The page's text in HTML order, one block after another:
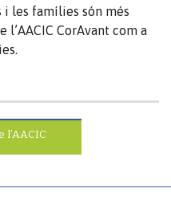
les famílies són més
CorAvant com a
l’AACIC